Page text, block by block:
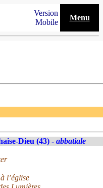
Version
Mobile
Menu
Dieu (43) - abbatiale
l’église